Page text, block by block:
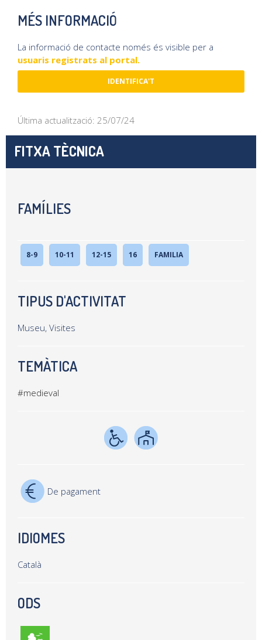
MÉS INFORMACIÓ
La informació de contacte només és visible per a
usuaris registrats al portal.
IDENTIFICA'T
Última actualització: 25/07/24
FITXA TÈCNICA
FAMÍLIES
8-9 10-11 12-15 16 FAMILIA
TIPUS D'ACTIVITAT
Museu, Visites
TEMÀTICA
#medieval
De pagament
IDIOMES
Català
ODS